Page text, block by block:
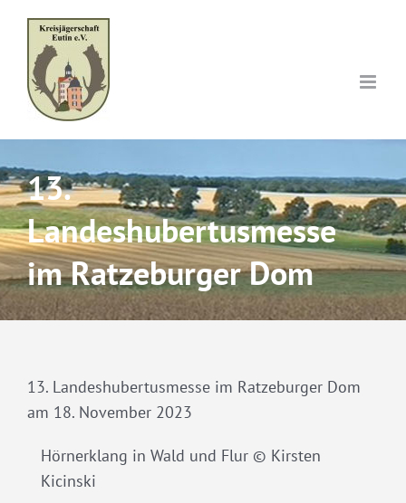
content
13.
Landeshubertusmesse
im Ratzeburger Dom
13. Landeshubertusmesse im Ratzeburger Dom
am 18. November 2023
Hörnerklang in Wald und Flur © Kirsten
Kicinski